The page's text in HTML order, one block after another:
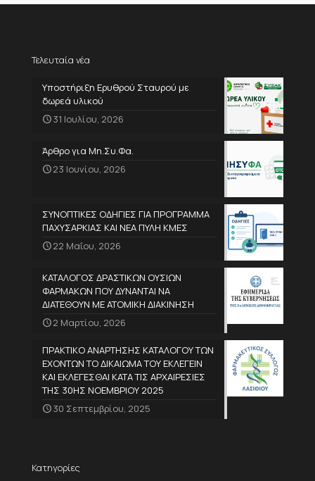
Τελευταία νέα
Υποστήριξη Ερυθρού Σταυρού με
δωρεά υλικού
31 Ιουλίου, 2026
Άρθρο για Μη.Συ.Φα.
23 Ιουνίου, 2026
ΣΥΝΟΠΤΙΚΕΣ ΟΔΗΓΙΕΣ ΓΙΑ ΠΡΟΓΡΑΜΜΑ
ΠΑΧΥΣΑΡΚΙΑΣ ΚΑΙ ΝΕΑ ΠΥΛΗ ΚΜΕΣ
22 Μαΐου, 2026
ΚΑΤΑΛΟΓΟΣ ΔΡΑΣΤΙΚΩΝ ΟΥΣΙΩΝ
ΦΑΡΜΑΚΩΝ ΠΟΥ ΔΥΝΑΝΤΑΙ ΝΑ
ΔΙΑΤΕΘΟΥΝ ΜΕ ΑΤΟΜΙΚΗ ΔΙΑΚΙΝΗΣΗ
2 Μαρτίου, 2026
ΠΡΑΚΤΙΚΟ ΑΝΑΡΤΗΣΗΣ ΚΑΤΑΛΟΓΟΥ ΤΩΝ
ΕΧΟΝΤΩΝ ΤΟ ΔΙΚΑΙΩΜΑ ΤΟΥ ΕΚΛΕΓΕΙΝ
ΚΑΙ ΕΚΛΕΓΕΣΘΑΙ ΚΑΤΑ ΤΙΣ ΑΡΧΑΙΡΕΣΙΕΣ
ΤΗΣ 30ΗΣ ΝΟΕΜΒΡΙΟΥ 2025
30 Σεπτεμβρίου, 2025
Κατηγορίες